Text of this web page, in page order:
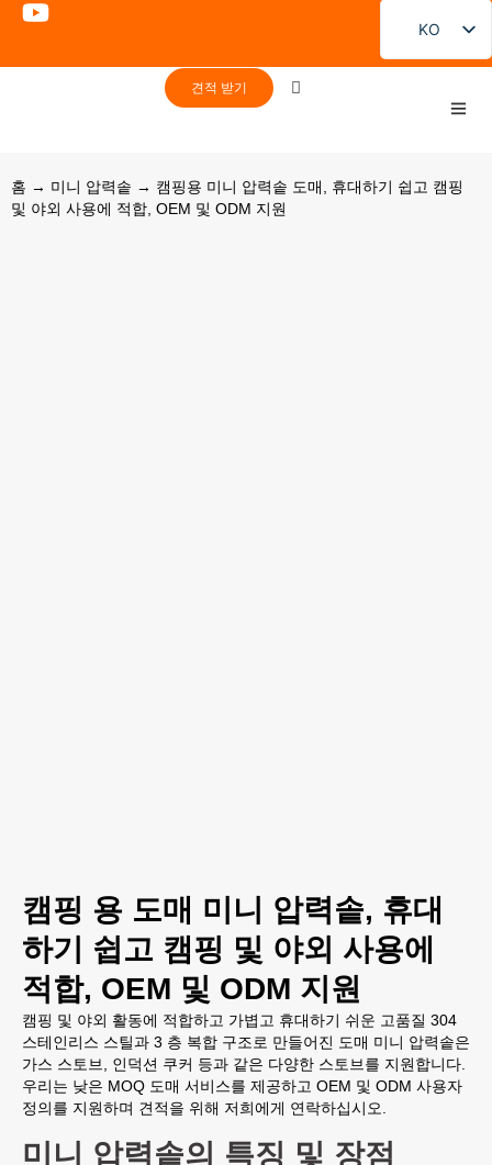
KO
EN
견적 받기
홈 → 미니 압력솥 → 캠핑용 미니 압력솥 도매, 휴대하기 쉽고 캠핑
및 야외 사용에 적합, OEM 및 ODM 지원
캠핑 용 도매 미니 압력솥, 휴대
하기 쉽고 캠핑 및 야외 사용에
적합, OEM 및 ODM 지원
캠핑 및 야외 활동에 적합하고 가볍고 휴대하기 쉬운 고품질 304
스테인리스 스틸과 3 층 복합 구조로 만들어진 도매 미니 압력솥은
가스 스토브, 인덕션 쿠커 등과 같은 다양한 스토브를 지원합니다.
우리는 낮은 MOQ 도매 서비스를 제공하고 OEM 및 ODM 사용자
정의를 지원하며 견적을 위해 저희에게 연락하십시오.
미니 압력솥의 특징 및 장점